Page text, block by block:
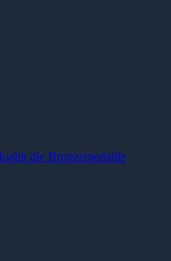
die Bronzemedaille